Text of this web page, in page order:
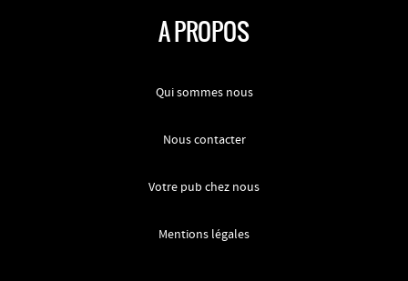
A PROPOS
Qui sommes nous
Nous contacter
Votre pub chez nous
Mentions légales